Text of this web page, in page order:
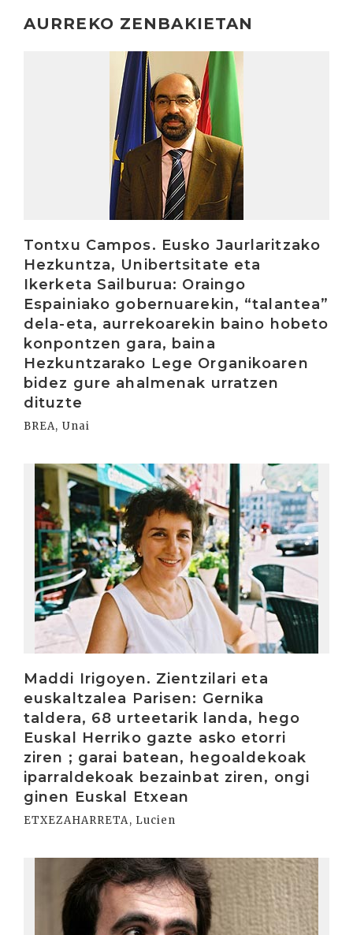
AURREKO ZENBAKIETAN
Tontxu Campos. Eusko Jaurlaritzako
Hezkuntza, Unibertsitate eta
Ikerketa Sailburua: Oraingo
Espainiako gobernuarekin, “talantea”
dela-eta, aurrekoarekin baino hobeto
konpontzen gara, baina
Hezkuntzarako Lege Organikoaren
bidez gure ahalmenak urratzen
dituzte
BREA, Unai
Maddi Irigoyen. Zientzilari eta
euskaltzalea Parisen: Gernika
taldera, 68 urteetarik landa, hego
Euskal Herriko gazte asko etorri
ziren ; garai batean, hegoaldekoak
iparraldekoak bezainbat ziren, ongi
ginen Euskal Etxean
ETXEZAHARRETA, Lucien
Irakurri